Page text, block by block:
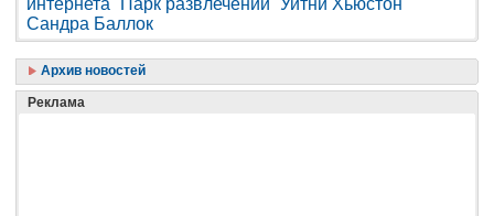
интернета
Парк развлечений Уитни Хьюстон
Сандра Баллок
Архив новостей
Реклама